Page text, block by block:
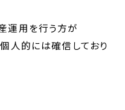
運用を行う方が
人的には確信しており